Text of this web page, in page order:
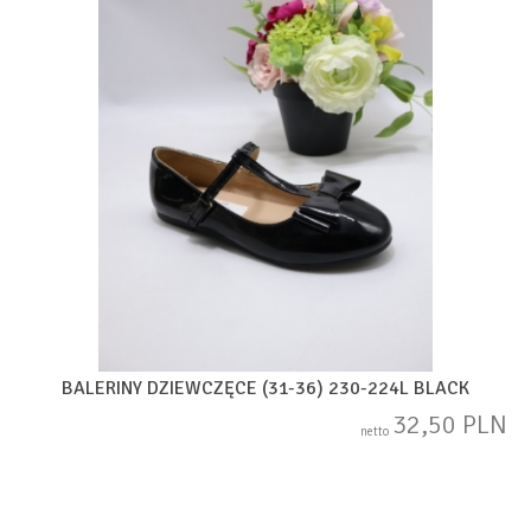
BALERINY DZIEWCZĘCE (31-36) 230-224L BLACK
netto 32,50 PLN